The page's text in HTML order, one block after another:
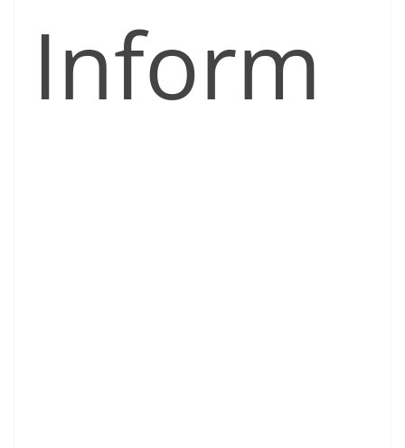
Inform